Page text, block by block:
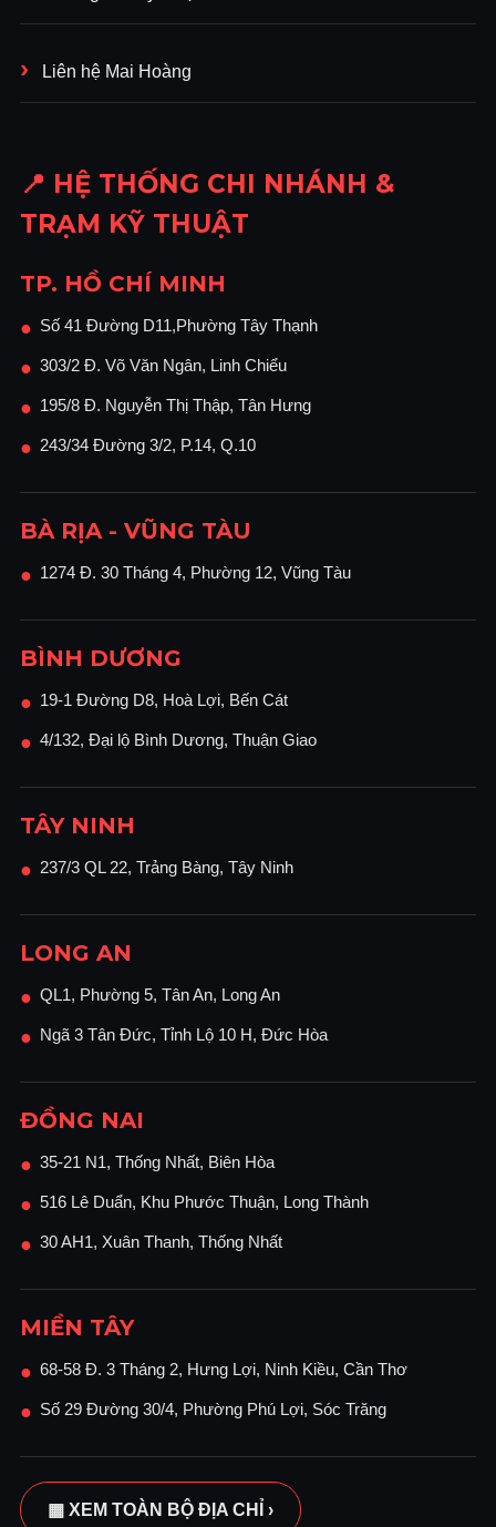
Liên hệ Mai Hoàng
📍 HỆ THỐNG CHI NHÁNH &
TRẠM KỸ THUẬT
TP. HỒ CHÍ MINH
● Số 41 Đường D11,Phường Tây Thạnh
● 303/2 Đ. Võ Văn Ngân, Linh Chiểu
● 195/8 Đ. Nguyễn Thị Thập, Tân Hưng
● 243/34 Đường 3/2, P.14, Q.10
BÀ RỊA - VŨNG TÀU
● 1274 Đ. 30 Tháng 4, Phường 12, Vũng Tàu
BÌNH DƯƠNG
● 19-1 Đường D8, Hoà Lợi, Bến Cát
● 4/132, Đại lộ Bình Dương, Thuận Giao
TÂY NINH
● 237/3 QL 22, Trảng Bàng, Tây Ninh
LONG AN
● QL1, Phường 5, Tân An, Long An
● Ngã 3 Tân Đức, Tỉnh Lộ 10 H, Đức Hòa
ĐỒNG NAI
● 35-21 N1, Thống Nhất, Biên Hòa
● 516 Lê Duẩn, Khu Phước Thuận, Long Thành
● 30 AH1, Xuân Thanh, Thống Nhất
MIỀN TÂY
● 68-58 Đ. 3 Tháng 2, Hưng Lợi, Ninh Kiều, Cần Thơ
● Số 29 Đường 30/4, Phường Phú Lợi, Sóc Trăng
▦ XEM TOÀN BỘ ĐỊA CHỈ ›